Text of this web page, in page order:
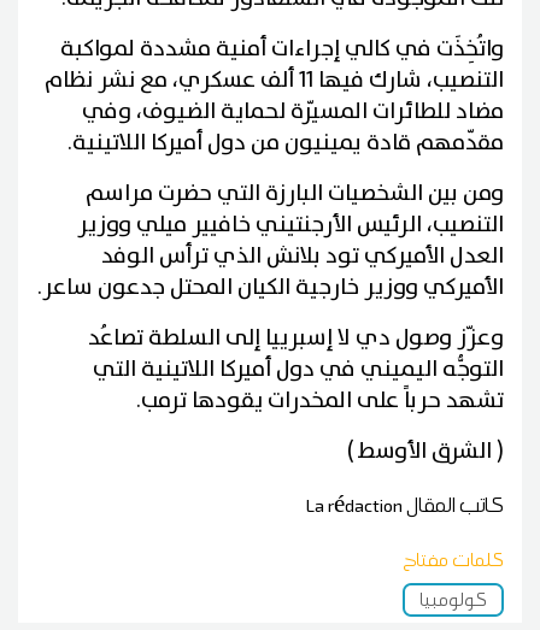
واتُخِذَت في كالي إجراءات أمنية مشددة لمواكبة
التنصيب، شارك فيها 11 ألف عسكري، مع نشر نظام
مضاد للطائرات المسيّرة لحماية الضيوف، وفي
مقدّمهم قادة يمينيون من دول أميركا اللاتينية.
ومن بين الشخصيات البارزة التي حضرت مراسم
التنصيب، الرئيس الأرجنتيني خافيير ميلي ووزير
العدل الأميركي تود بلانش الذي ترأس الوفد
الأميركي ووزير خارجية الكيان المحتل جدعون ساعر.
وعزّز وصول دي لا إسبرييا إلى السلطة تصاعُد
التوجُّه اليميني في دول أميركا اللاتينية التي
تشهد حرباً على المخدرات يقودها ترمب.
( الشرق الأوسط )
كاتب المقالLa rédaction
كلمات مفتاح
كولومبيا